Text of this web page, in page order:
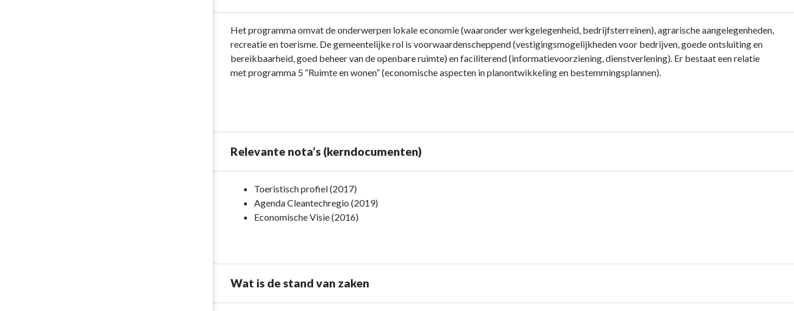
Terug
navigatie
Omschrijving
Het programma omvat de onderwerpen lokale economie (waaronder werkgelegenheid, bedrijfsterreinen), agrarische aangelegenheden,
recreatie en toerisme. De gemeentelijke rol is voorwaardenscheppend (vestigingsmogelijkheden voor bedrijven, goede ontsluiting en
bereikbaarheid, goed beheer van de openbare ruimte) en faciliterend (informatievoorziening, dienstverlening). Er bestaat een relatie
met programma 5 “Ruimte en wonen” (economische aspecten in planontwikkeling en bestemmingsplannen).
Relevante nota’s (kerndocumenten)
navigatie
Bedrijvigheid
Toeristisch profiel (2017)
Agenda Cleantechregio (2019)
Economische Visie (2016)
Wat is de stand van zaken